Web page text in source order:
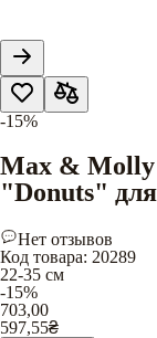
-15%
Max &
"Donuts"
Нет отзывов
Код товара: 20289
22-35 см
-15%
703,00
597,55₴